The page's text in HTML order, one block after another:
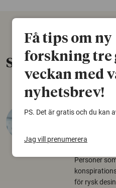
Senaste nytt
Varför
30 juli 2026
Personer
för rysk
Få tips om ny
forskning tre
veckan med
nyhetsbrev!
PS. Det är gratis och du kan
Jag vill prenumerera